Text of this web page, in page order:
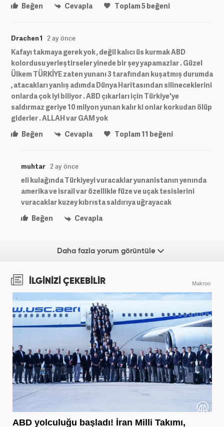
Beğen
Cevapla Toplam5beğeni
Drachen 1 2 ay önce
Kafayı takmaya gerek yok , değil kalıcı üs kurmak ABD
kolordusu yerleştirseler yinede bir şey yapamazlar . Güzel
Ülkem TÜRKİYE zaten yunanı 3 tarafından kuşatmış durumda
, atacakları yanlış adımda Dünya Haritasından silineceklerini
onlarda çok iyi biliyor . ABD çıkarları için Türkiye'ye
saldırmaz geriye 10 milyon yunan kalır ki onlar korkudan ölüp
giderler . ALLAH var GAM yok
Beğen
Cevapla Toplam11 beğeni
muhtar 2 ay önce
eli kulağında Türkiyeyi vuracaklar yunanistanın yenında
amerika ve israil var özellikle füze ve uçak tesislerini
vuracaklar kuzey kıbrısta saldırıya uğrayacak
Beğen
Cevapla
Daha fazla yorum görüntüle
İLGİNİZİ ÇEKEBİLİR Makroo
ABD yolculuğu başladı! İran Milli Takımı,